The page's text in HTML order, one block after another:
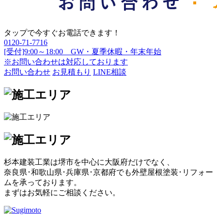
タップで今すぐお電話できます！
0120-71-7716
[受付]9:00～18:00 GW・夏季休暇・年末年始
※お問い合わせは対応しております
お問い合わせ お見積もり LINE相談
杉本建装工業は堺市を中心に大阪府だけでなく、
奈良県･和歌山県･兵庫県･京都府でも外壁屋根塗装･リフォー
ムを承っております。
まずはお気軽にご相談ください。